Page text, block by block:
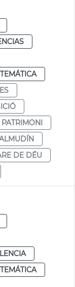
PATRIMONI
DE DÉU